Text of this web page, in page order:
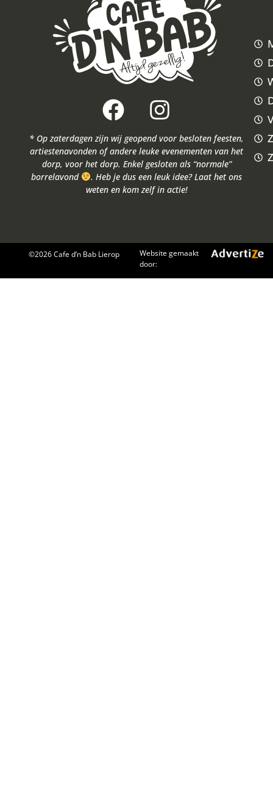
* Op zaterdagen zijn wij geopend voor besloten feesten,
artiestenavonden of andere leuke evenementen van het
dorp, voor het dorp. Enkel gesloten als “normale”
borrelavond
. Heb je dus een leuk idee? Laat het ons
weten en kom zelf in actie!
©2026 Cafe d’n Bab Lierop
Website gemaakt
door: